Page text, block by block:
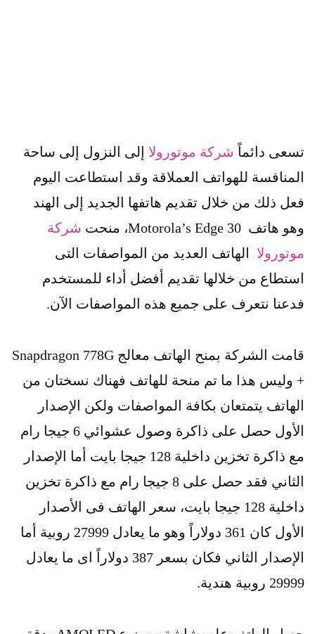
تسعى دائماً شركة موتورولا إلى النزول إلى ساحة
المنافسة للهواتف العملاقة وقد استطاعت اليوم
فعل ذلك من خلال تقديم هاتفها الجديد إلى الهند
وهو هاتف Motorola’s Edge 30، منحت
شركة
موتورولا الهاتف العديد من المواصفات التى
استطاع من خلالها تقديم أفضل أداء للمستخدم
فدعنا نتعرف على جميع هذه المواصفات الآن.
قامت الشركة بمنح الهاتف معالج Snapdragon 778G
+ وليس هذا ما تم منحة للهاتف فهناك نسختان من
الهاتف يتمتعان بكافة المواصفات ولكن الإصدار
الأول حصل على ذاكرة وصول عشوائي 6 جيجا رام
مع ذاكرة تخزين داخلية 128 جيجا بايت أما الإصدار
الثاني فقد حصل على 8 جيجا رام مع ذاكرة تخزين
داخلية 128 جيجا بايت، سعر الهاتف فى الأصدار
الأول كان 361 دولاراً وهو ما يعادل 27999 روبية أما
الإصدار الثاني فكان بسعر 387 دولاراً اى ما يعادل
29999 روبية هندية.